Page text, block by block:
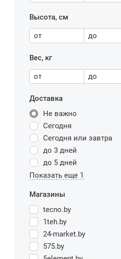
Высота, см
от до
Вес, кг
от до
Доставка
Не важно
Сегодня
Сегодня или завтра
до 3 дней
до 5 дней
Показать еще 1
Магазины
tecno.by
1teh.by
24-market.by
575.by